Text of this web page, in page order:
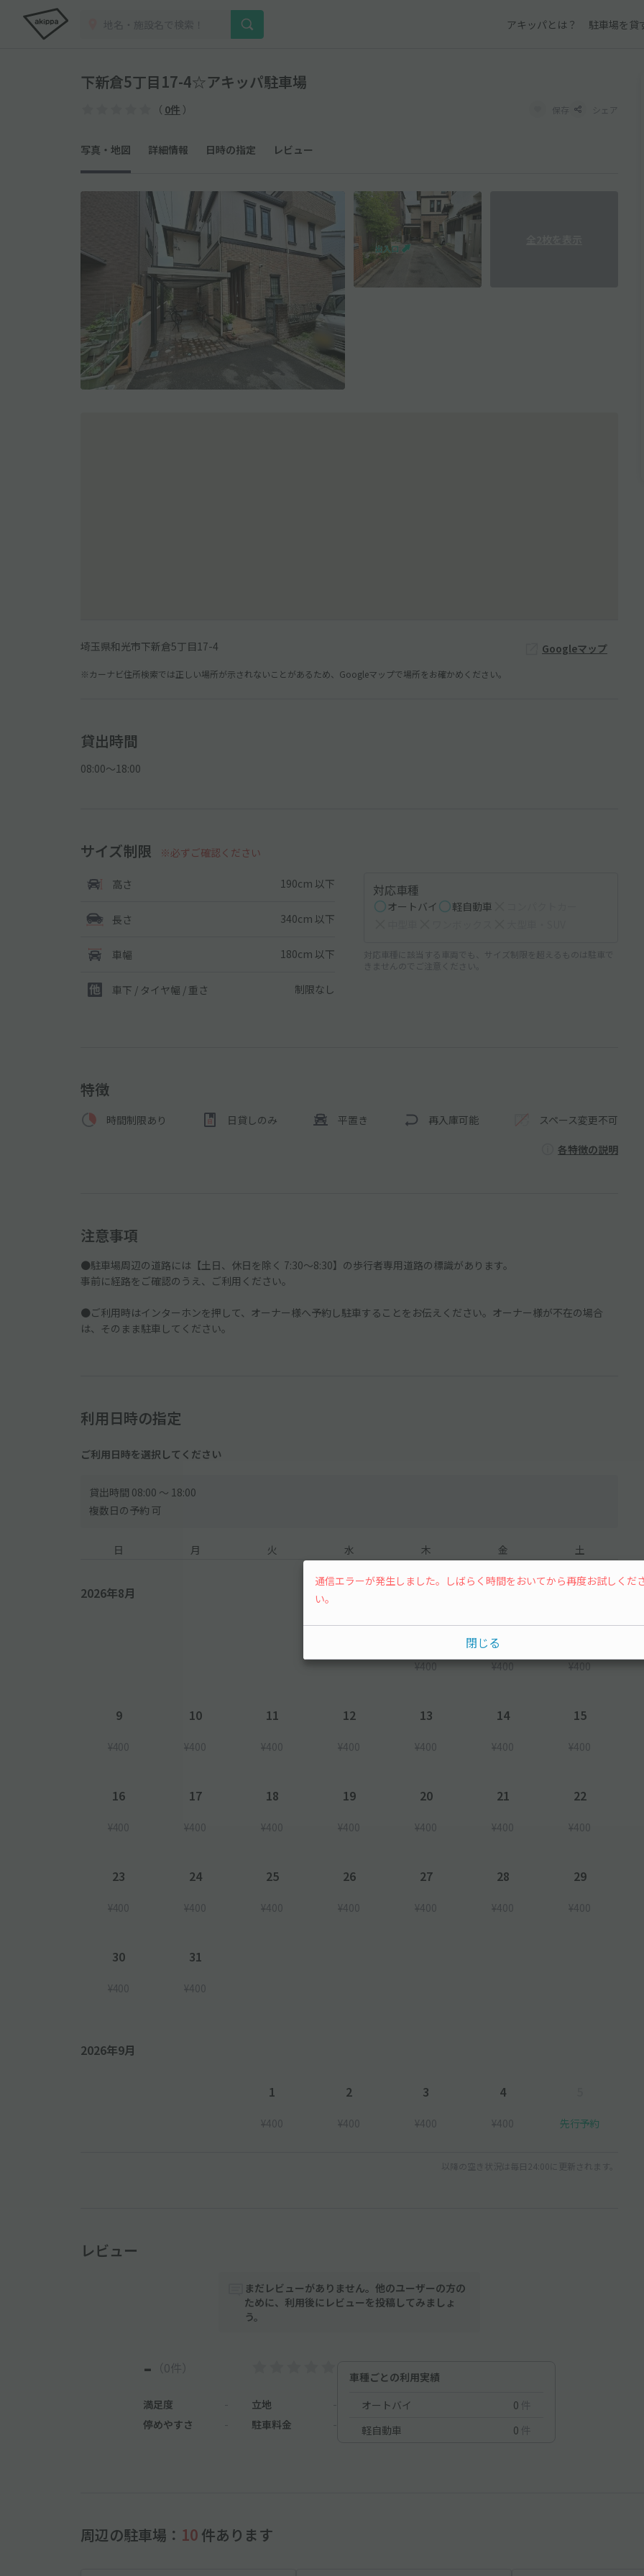
アキッパとは？ 駐車場を貸
下新倉5丁目17-4☆アキッパ駐車場
（ 0件 ） 保存 シェア
写真・地図 詳細情報 日時の指定 レビュー
埼玉県和光市下新倉5丁目17-4 Googleマップ
※カーナビ住所検索では正しい場所が示されないことがあるため、Googleマップで場所をお確かめください。
貸出時間
08:00〜18:00
サイズ制限 ※必ずご確認ください
高さ 190cm 以下
長さ 340cm 以下
車幅 180cm 以下
車下 / タイヤ幅 / 重さ 制限なし
対応車種
オートバイ 軽自動車
対応車種に該当する車両でも、サイズ制限を超えるものは駐車で
きませんのでご注意ください。
特徴
時間制限あり 日貸しのみ 平置き 再入庫可能 スペース変更不可
各特徴の説明
注意事項
●駐車場周辺の道路には【土日、休日を除く 7:30～8:30】の歩行者専用道路の標識があります。
事前に経路をご確認のうえ、ご利用ください。
●ご利用時はインターホンを押して、オーナー様へ予約し駐車することをお伝えください。オーナー様が不在の場合
は、そのまま駐車してください。
利用日時の指定
ご利用日時を選択してください
貸出時間 08:00 〜 18:00
複数日の予約 可
日 月 火 水 木 金 土
2026年8月
¥400 ¥400 ¥400
9
¥400
10
¥400
11
¥400
12
¥400
13
¥400
14
¥400
15
¥400
16
¥400
17
¥400
18
¥400
19
¥400
20
¥400
21
¥400
22
¥400
23
¥400
24
¥400
25
¥400
26
¥400
27
¥400
28
¥400
29
¥400
30
¥400
31
¥400
2026年9月
1
¥400
2
¥400
3
¥400
4
¥400 先行予約
以降の空き状況は毎日24:00に更新されます。
レビュー
まだレビューがありません。他のユーザーの方の
ために、利用後にレビューを投稿してみましょ
う。
- （0件）
満足度 立地
停めやすさ
駐車料金
車種ごとの利用実績
オートバイ
0 件
軽自動車
0 件
周辺の駐車場： 10 件あります
通信エラーが発生しました。しばらく時間をおいてから再度お試しくだ
い。
閉じる